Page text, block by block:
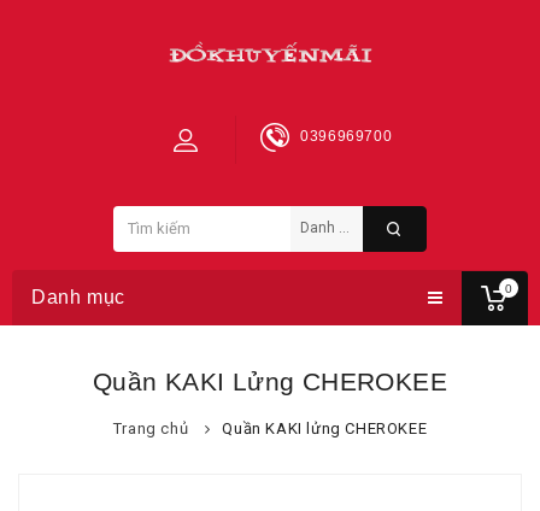
0
0396969700
Danh mục
Quần KAKI Lửng CHEROKEE
Trang chủ Quần KAKI lửng CHEROKEE